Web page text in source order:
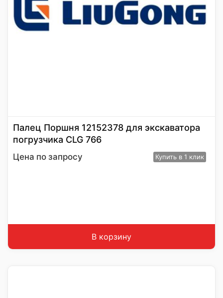
Палец Поршня 12152378 для экскаватора
погрузчика CLG 766
Цена по запросу Купить в 1 клик
В корзину